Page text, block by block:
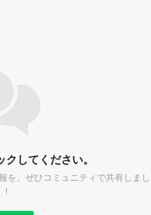
してください。
を、ぜひコミュニティで共有しまし